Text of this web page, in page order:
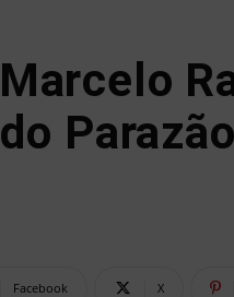
Marcelo
do
Facebook X